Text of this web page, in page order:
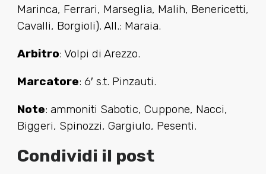
Marinca, Ferrari, Marseglia, Malih, Benericetti,
Cavalli, Borgioli). All.: Maraia.
Arbitro: Volpi di Arezzo.
Marcatore: 6′ s.t. Pinzauti.
Note: ammoniti Sabotic, Cuppone, Nacci,
Biggeri, Spinozzi, Gargiulo, Pesenti.
Condividi il post